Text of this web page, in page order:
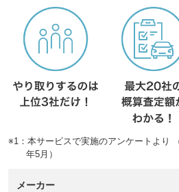
※1：本サービスで実施のアンケートより
年5月）
メーカー